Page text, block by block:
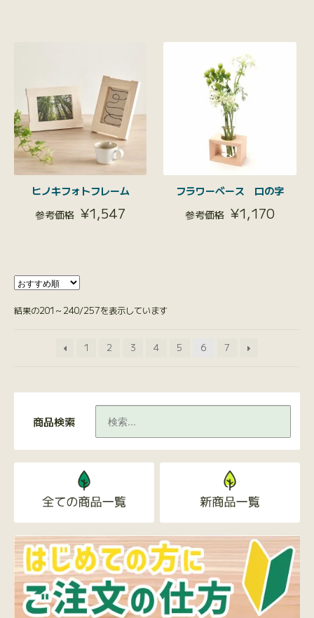
ヒノキフォトフレーム
¥1,547
フラワーベース ロの字
¥1,170
結果の201～240/257を表示しています
1 2 3 4 5 6 7
商品検索